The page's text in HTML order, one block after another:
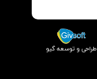
طراحی و توسعه گیو